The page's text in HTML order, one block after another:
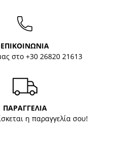
ΕΠΙΚΟΙΝΩΝΙΑ
στο +30 26820 21613
ΠΑΡΑΓΓΕΛΙΑ
η παραγγελία σου!